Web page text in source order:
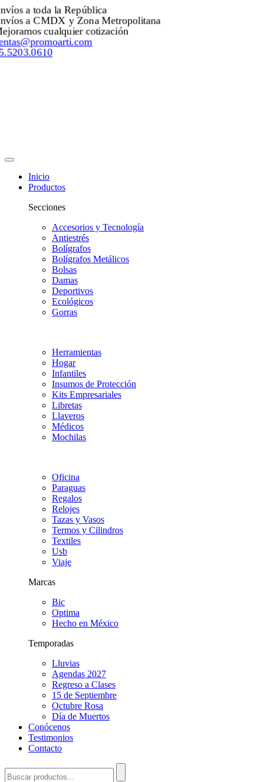
a toda la República
a CMDX y Zona Metropolitana
cualquier cotización
Inicio
Productos
Secciones
Accesorios y Tecnología
Antiestrés
Bolígrafos
Bolígrafos Metálicos
Bolsas
Damas
Deportivos
Ecológicos
Gorras
Herramientas
Hogar
Infantiles
Insumos de Protección
Kits Empresariales
Libretas
Llaveros
Médicos
Mochilas
Oficina
Paraguas
Regalos
Relojes
Tazas y Vasos
Termos y Cilindros
Textiles
Usb
Viaje
Marcas
Bic
Optima
Hecho en México
Temporadas
Lluvias
Agendas 2027
Regreso a Clases
15 de Septiembre
Octubre Rosa
Día de Muertos
Conócenos
Testimonios
Contacto